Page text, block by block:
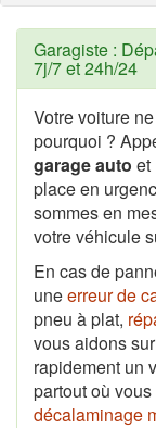
Garagiste :
7j/7 et 24h/24
Votre voiture
pourquoi ?
garage auto et
place en
sommes en
votre véhicule
En cas de
uneerreur de
pneu à plat,
vous aidons
rapidement un
partout où
décalaminage